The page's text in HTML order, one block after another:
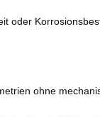
oder
ohne